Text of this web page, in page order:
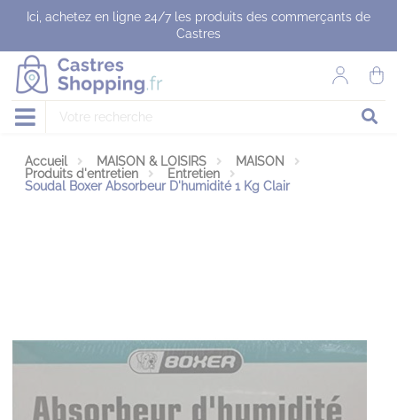
Ici, achetez en ligne 24/7 les produits des commerçants de
Castres
Accueil MAISON & LOISIRS
MAISON
Produits d'entretien
Entretien
Soudal Boxer Absorbeur D'humidité 1 Kg Clair
Panneau de gestion des cookies